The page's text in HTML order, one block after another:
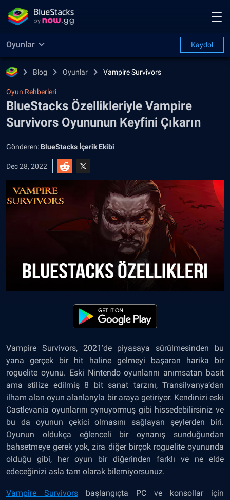
Oyunlar Kaydol
Blog Oyunlar Vampire Survivors
Oyun Rehberleri
BlueStacks Özellikleriyle Vampire
Survivors Oyununun Keyfini Çıkarın
Gönderen: BlueStacks İçerik Ekibi
Dec 28, 2022
Vampire Survivors, 2021’de piyasaya sürülmesinden bu
yana gerçek bir hit haline gelmeyi başaran harika bir
roguelite oyunu. Eski Nintendo oyunlarını anımsatan basit
ama stilize edilmiş 8 bit sanat tarzını, Transilvanya’dan
ilham alan oyun alanlarıyla bir araya getiriyor. Kendinizi eski
Castlevania oyunlarını oynuyormuş gibi hissedebilirsiniz ve
bu da oyunun çekici olmasını sağlayan şeylerden biri.
Oyunun oldukça eğlenceli bir oynanış sunduğundan
bahsetmeye gerek yok, zira diğer birçok roguelite oyununda
olduğu gibi, her oyun bir diğerinden farklı ve ne elde
edeceğinizi asla tam olarak bilemiyorsunuz.
Vampire Survivors başlangıçta PC ve konsollar için